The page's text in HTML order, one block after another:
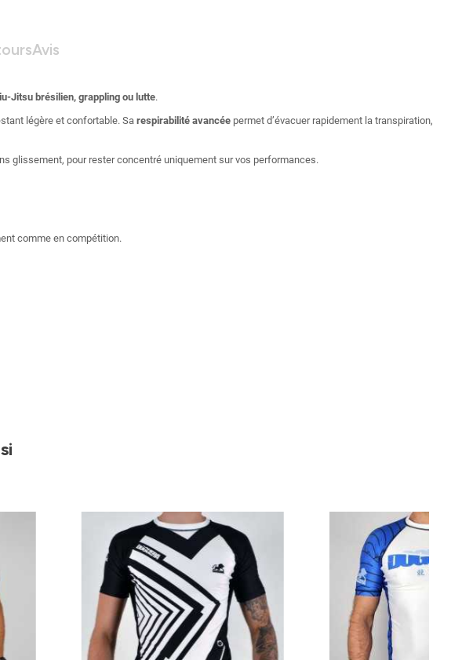
Avis
Jitsu brésilien, grappling ou lutte.
légère et confortable. Sa respirabilité avancée permet d’évacuer rapidement la transpiration,
glissement, pour rester concentré uniquement sur vos performances.
comme en compétition.